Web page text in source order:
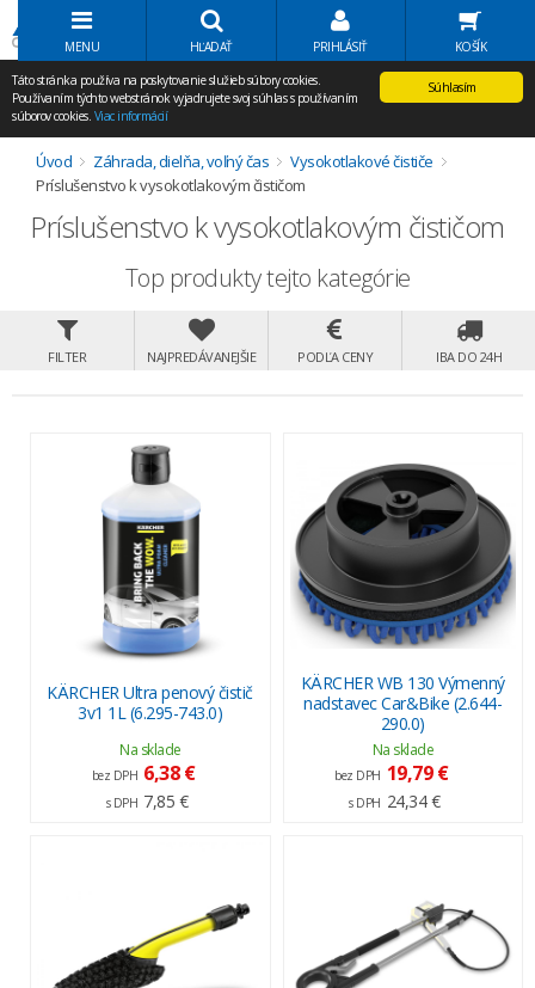
Volať Agem
MENU HĽADAŤ PRIHLÁSIŤ KOŠÍK
Súhlasím
Táto stránka používa na poskytovanie služieb súbory cookies.
Používaním týchto webstránok vyjadrujete svoj súhlas s používaním
súborov cookies. Viac informácií
Úvod Záhrada, dielňa, voľný čas
Vysokotlakové čističe
Príslušenstvo k vysokotlakovým čističom
Príslušenstvo k vysokotlakovým čističom
Top produkty tejto kategórie
FILTER NAJPREDÁVANEJŠIE PODĽA CENY IBA DO 24H
KÄRCHER Ultra penový čistič
3v1 1L (6.295-743.0)
Na sklade
bez DPH 6,38 €
s DPH 7,85 €
KÄRCHER WB 130 Výmenný
nadstavec Car&Bike (2.644-
290.0)
Na sklade
bez DPH 19,79 €
s DPH 24,34 €